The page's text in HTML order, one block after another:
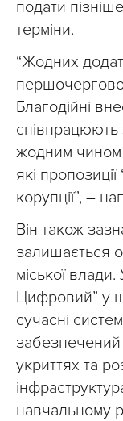
подати
терміни.
“Жодних
Благодійні
співпрацюють
жодним чином
які
корупції”, –
Він також
залишається
міської
Цифровий” у
сучасні
забезпечений
укриттях та
навчальному